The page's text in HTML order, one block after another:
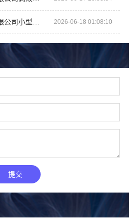
提交
湖北省惠物电子商务有限公司小型生鲜食品代理商价格实惠推荐 2026-06-18 01:08:10